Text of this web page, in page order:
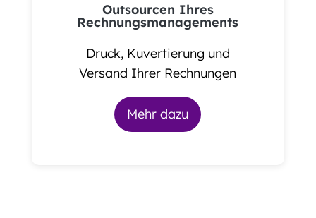
Outsourcen Ihres
Rechnungsmanagements
Druck, Kuvertierung und
Versand Ihrer Rechnungen
Mehr dazu